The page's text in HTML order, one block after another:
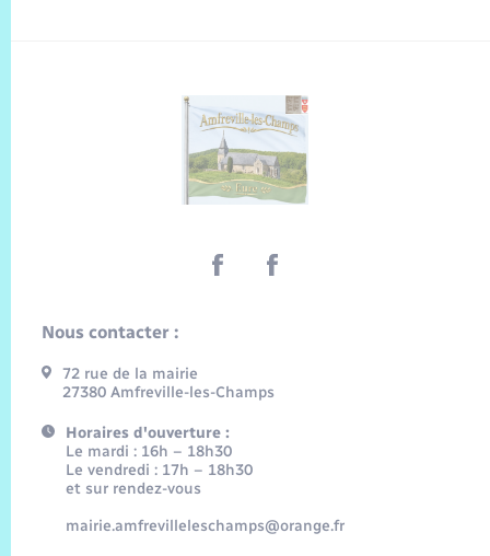
Nous contacter :
72 rue de la mairie
27380 Amfreville-les-Champs
Horaires d'ouverture :
Le mardi : 16h – 18h30
Le vendredi : 17h – 18h30
et sur rendez-vous
mairie.amfrevilleleschamps@orange.fr